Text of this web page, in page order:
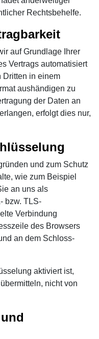
Rechtsbehelfe.
auf Grundlage Ihrer
Vertrags automatisiert
Dritten in einem
aushändigen zu
der Daten an
erfolgt dies nur,
und zum Schutz
wie zum Beispiel
an uns als
bzw. TLS-
Verbindung
des Browsers
an dem Schloss-
aktiviert ist,
nicht von